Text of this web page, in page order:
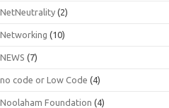
NetNeutrality (2)
Networking (10)
NEWS (7)
no code or Low Code (4)
Noolaham Foundation (4)